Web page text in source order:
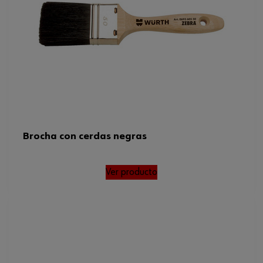
Brocha con cerdas negras
Ver producto